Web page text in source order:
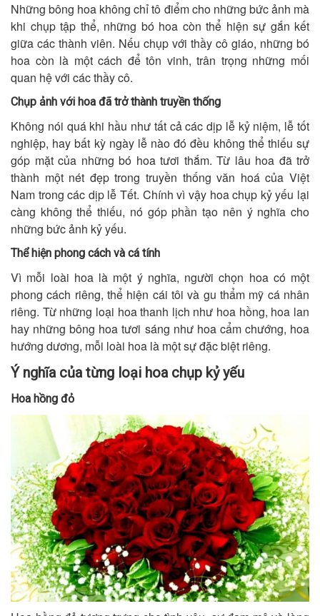
Những bông hoa không chỉ tô điểm cho những bức ảnh mà
khi chụp tập thể, những bó hoa còn thể hiện sự gắn kết
giữa các thành viên. Nếu chụp với thầy cô giáo, những bó
hoa còn là một cách để tôn vinh, trân trọng những mối
quan hệ với các thầy cô.
Chụp ảnh với hoa đã trở thành truyền thống
Không nói quá khi hầu như tất cả các dịp lễ kỷ niệm, lễ tốt
nghiệp, hay bất kỳ ngày lễ nào đó đều không thể thiếu sự
góp mặt của những bó hoa tươi thắm. Từ lâu hoa đã trở
thành một nét đẹp trong truyền thống văn hoá của Việt
Nam trong các dịp lễ Tết. Chính vì vậy hoa chụp kỷ yếu lại
càng không thể thiếu, nó góp phần tạo nên ý nghĩa cho
những bức ảnh kỷ yếu.
Thể hiện phong cách và cá tính
Vì mỗi loài hoa là một ý nghĩa, người chọn hoa có một
phong cách riêng, thể hiện cái tôi và gu thẩm mỹ cá nhân
riêng. Từ những loại hoa thanh lịch như hoa hồng, hoa lan
hay những bông hoa tươi sáng như hoa cẩm chướng, hoa
hướng dương, mỗi loài hoa là một sự đặc biệt riêng.
Ý nghĩa của từng loại hoa chụp kỷ yếu
Hoa hồng đỏ